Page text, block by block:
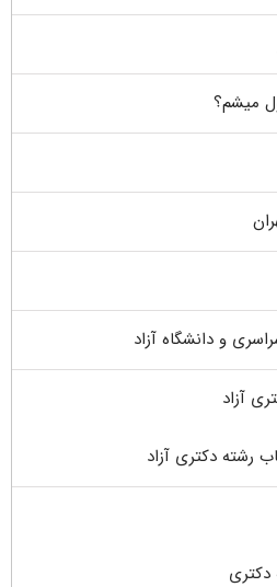
میشم؟
و دانشگاه آزاد
آزاد
رشته دکتری آزاد